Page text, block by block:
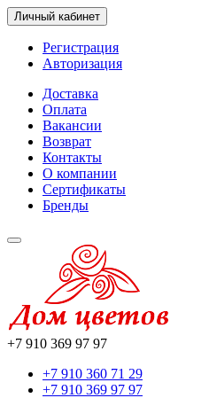
Личный кабинет
Регистрация
Авторизация
Доставка
Оплата
Вакансии
Возврат
Контакты
О компании
Сертификаты
Бренды
+7 910 369 97 97
+7 910 360 71 29
+7 910 369 97 97